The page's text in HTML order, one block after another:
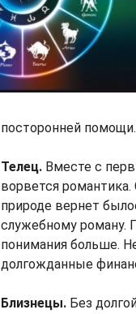
посторонней помощи.
Телец. Вместе с
ворвется
природе вернет
служебному роману.
понимания больше.
долгожданные
Близнецы. Без